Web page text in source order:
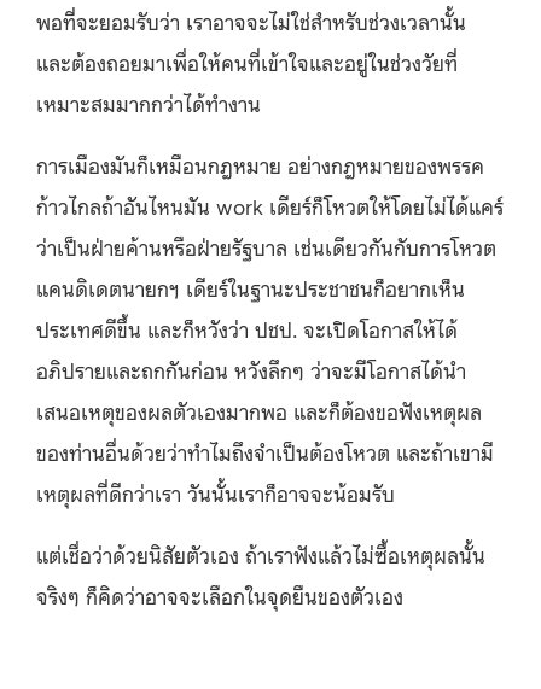
พอที่จะยอมรับว่า เราอาจจะไม่ใช่สำหรับช่วงเวลานั้น
และต้องถอยมาเพื่อให้คนที่เข้าใจและอยู่ในช่วงวัยที่
เหมาะสมมากกว่าได้ทำงาน
การเมืองมันก็เหมือนกฎหมาย อย่างกฎหมายของพรรค
ก้าวไกลถ้าอันไหนมัน work เดียร์ก็โหวตให้โดยไม่ได้แคร์
ว่าเป็นฝ่ายค้านหรือฝ่ายรัฐบาล เช่นเดียวกันกับการโหวต
แคนดิเดตนายกฯ เดียร์ในฐานะประชาชนก็อยากเห็น
ประเทศดีขึ้น และก็หวังว่า ปชป. จะเปิดโอกาสให้ได้
อภิปรายและถกกันก่อน หวังลึกๆ ว่าจะมีโอกาสได้นำ
เสนอเหตุของผลตัวเองมากพอ และก็ต้องขอฟังเหตุผล
ของท่านอื่นด้วยว่าทำไมถึงจำเป็นต้องโหวต และถ้าเขามี
เหตุผลที่ดีกว่าเรา วันนั้นเราก็อาจจะน้อมรับ
แต่เชื่อว่าด้วยนิสัยตัวเอง ถ้าเราฟังแล้วไม่ซื้อเหตุผลนั้น
จริงๆ ก็คิดว่าอาจจะเลือกในจุดยืนของตัวเอง